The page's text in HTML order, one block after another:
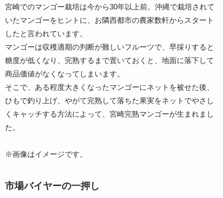
宮崎でのマンゴー栽培は今から30年以上前。沖縄で栽培されて
いたマンゴーをヒントに、お隣西都市の農家数軒からスタート
したと言われています。
マンゴーは収穫適期の判断が難しいフルーツで、早採りすると
糖度が低くなり、完熟するまで置いておくと、地面に落下して
商品価値がなくなってしまいます。
そこで、ある程度大きくなったマンゴーにネットを被せた後、
ひもで釣り上げ、やがて完熟して落ちた果実をネットでやさし
くキャッチする方法によって、宮崎完熟マンゴーが生まれまし
た。
※画像はイメージです。
市場バイヤーの一押し